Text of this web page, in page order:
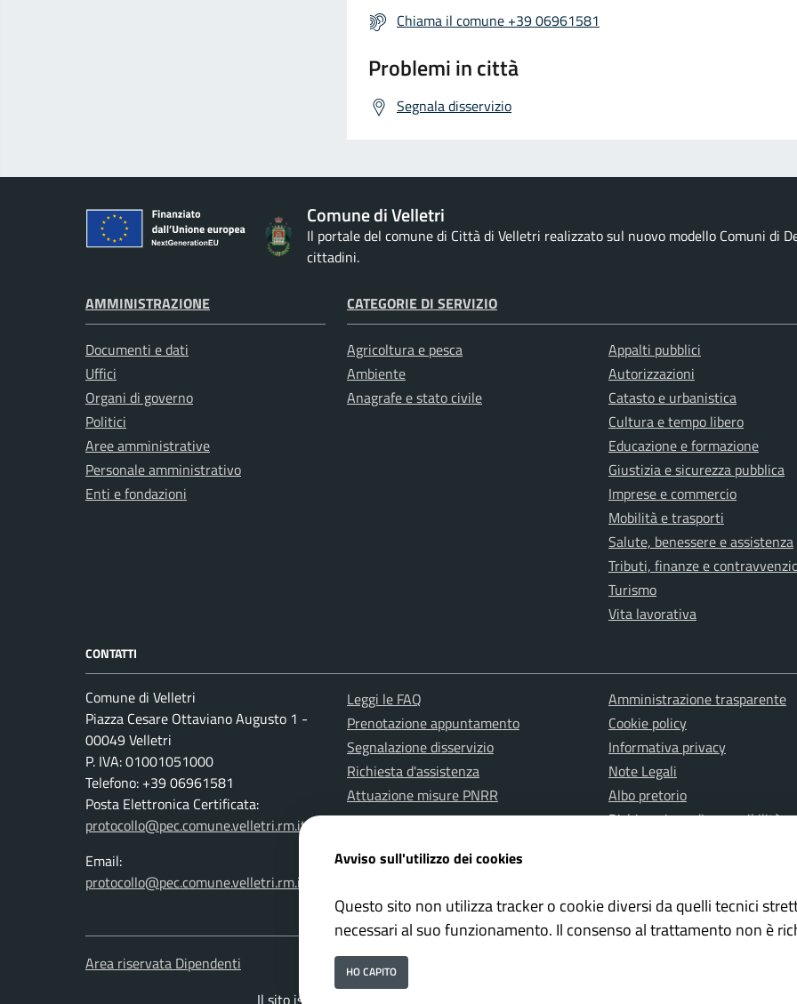
Chiama il comune +39 06961581
Problemi in città
Segnala disservizio
Comune di Velletri
Il portale del comune di Città di Velletri realizzato sul nuovo modello Comuni di
cittadini.
AMMINISTRAZIONE
Documenti e dati
Uffici
Organi di governo
Politici
Aree amministrative
Personale amministrativo
Enti e fondazioni
CATEGORIE DI SERVIZIO
Agricoltura e pesca
Ambiente
Anagrafe e stato civile
Appalti pubblici
Autorizzazioni
Catasto e urbanistica
Cultura e tempo libero
Educazione e formazione
Giustizia e sicurezza pubblica
Imprese e commercio
Mobilità e trasporti
Salute, benessere e assistenza
Tributi, finanze e
Turismo
Vita lavorativa
CONTATTI
Comune di Velletri
Piazza Cesare Ottaviano Augusto 1 -
00049 Velletri
P. IVA: 01001051000
Telefono: +39 06961581
Posta Elettronica Certificata:
protocollo@pec.comune.velletri.rm.it
Email:
protocollo@pec.comune.velletri.rm.it
Leggi le FAQ
Prenotazione appuntamento
Segnalazione disservizio
Richiesta d'assistenza
Attuazione misure PNRR
Amministrazione trasparente
Cookie policy
Informativa privacy
Note Legali
Albo pretorio
Dichiarazione di accessibilità
Area riservata Dipendenti Webmail Dipendenti
Il sito istituzionale del Comune di Velletri è un progetto realizzato da
Avviso sull'utilizzo dei cookies
Questo sito non utilizza tracker o cookie diversi da quelli tecnici
necessari al suo funzionamento. Il consenso al trattamento non è
HO CAPITO